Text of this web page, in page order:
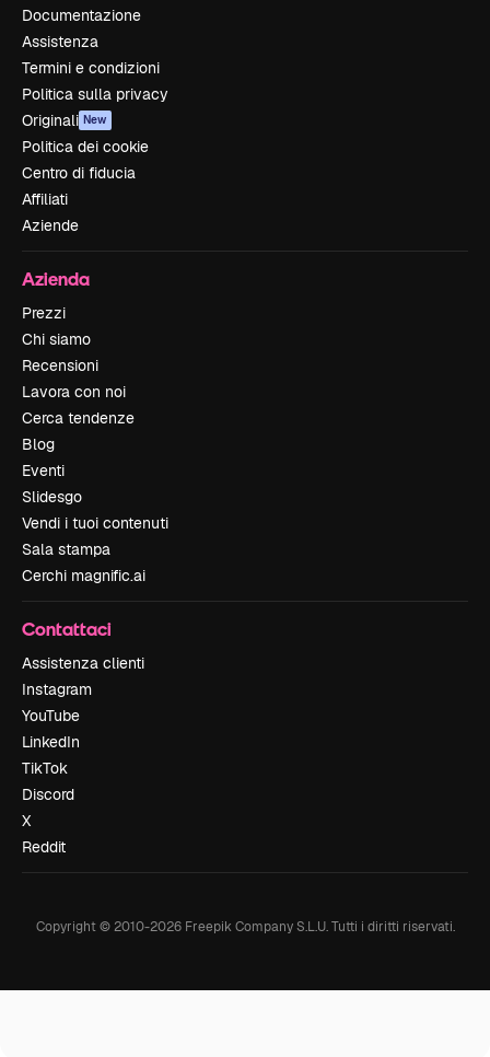
Documentazione
Assistenza
Termini e condizioni
Politica sulla privacy
Originali New
Politica dei cookie
Centro di fiducia
Affiliati
Aziende
Azienda
Prezzi
Chi siamo
Recensioni
Lavora con noi
Cerca tendenze
Blog
Eventi
Slidesgo
Vendi i tuoi contenuti
Sala stampa
Cerchi magnific.ai
Contattaci
Assistenza clienti
Instagram
YouTube
LinkedIn
TikTok
Discord
X
Reddit
Copyright © 2010-2026Freepik Company S.L.U. Tutti i diritti riservati.